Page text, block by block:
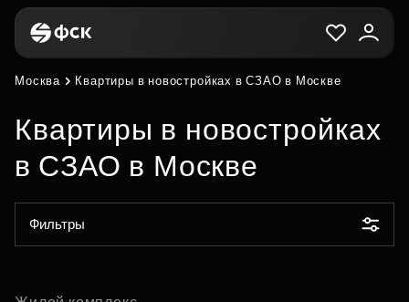
Москва Квартиры в новостройках в СЗАО в Москве
Квартиры в новостройках
в СЗАО в Москве
Фильтры